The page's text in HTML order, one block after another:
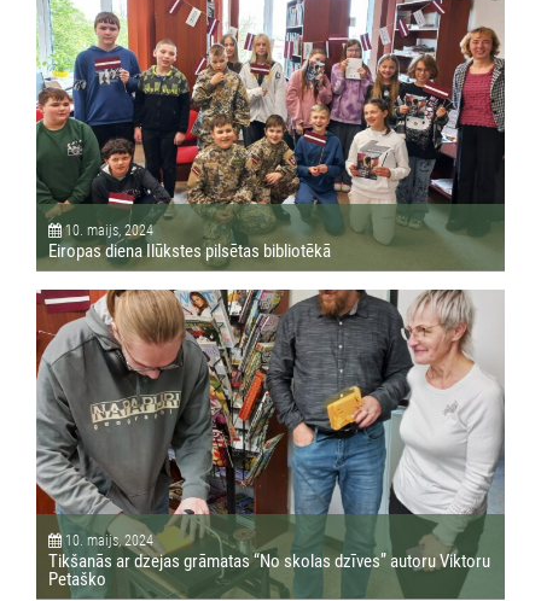
10. maijs, 2024
Eiropas diena Ilūkstes pilsētas bibliotēkā
10. maijs, 2024
Tikšanās ar dzejas grāmatas “No skolas dzīves” autoru Viktoru
Petaško